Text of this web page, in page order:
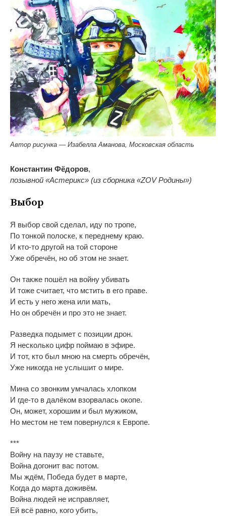
Автор рисунка — Изабелла Аманова, Московская область
Константин Фёдоров,
позывной «Астерикс» (из сборника «ZOV Родины»)
Выбор
Я выбор свой сделал, иду по тропе,
По тонкой полоске, к переднему краю.
И кто-то другой на той стороне
Уже обречён, но об этом не знает.
Он также пошёл на войну убивать
И тоже считает, что мстить в его праве.
И есть у него жена или мать,
Но он обречён и про это не знает.
Разведка подымет с позиции дрон.
Я несколько цифр поймаю в эфире.
И тот, кто был мною на смерть обречён,
Уже никогда не услышит о мире.
Мина со звонким умчалась хлопком
И где-то в далёком взорвалась окопе.
Он, может, хорошим и был мужиком,
Но местом не тем повернулся к Европе.
***
Войну на паузу не ставьте,
Война догонит вас потом.
Мы ждём, Победа будет в марте,
Когда до марта доживём.
Война людей не исправляет,
Ей всё равно, кого убить,